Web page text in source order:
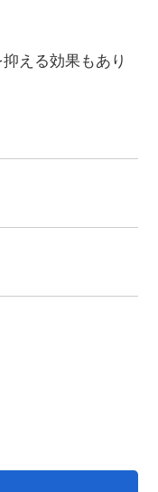
える効果もあり